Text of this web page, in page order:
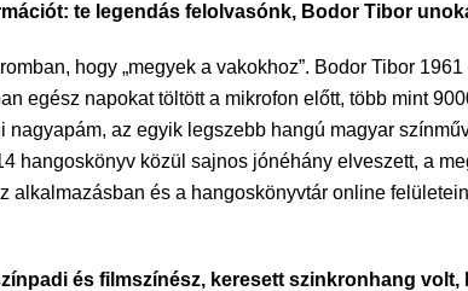
te legendás felolvasónk, Bodor Tibor
hogy „megyek a vakokhoz”. Bodor Tibor 1961
egész napokat töltött a mikrofon előtt, több mint
az egyik legszebb hangú magyar
hangoskönyv közül sajnos jónéhány elveszett, a
alkalmazásban és a hangoskönyvtár online
és filmszínész, keresett szinkronhang volt,